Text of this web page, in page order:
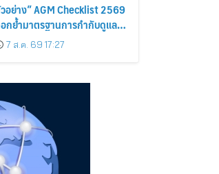
อย่าง” AGM Checklist 2569
กย้ำมาตรฐานการกำกับดูแล
การที่ดี
7 ส.ค. 69 17:27